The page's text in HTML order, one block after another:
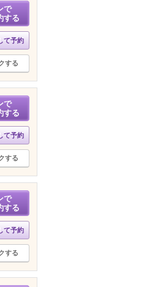
で
する
て予約
する
で
する
て予約
する
で
する
て予約
する